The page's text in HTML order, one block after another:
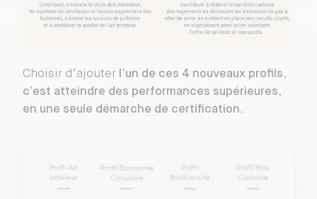
Choisir d’ajouter l’un de ces 4 nouveaux profils,
c’est atteindre des performances supérieures,
en une seule démarche de certification.